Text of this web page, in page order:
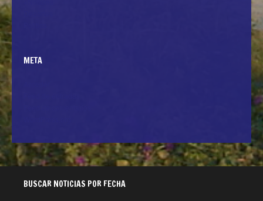
META
BUSCAR NOTICIAS POR FECHA